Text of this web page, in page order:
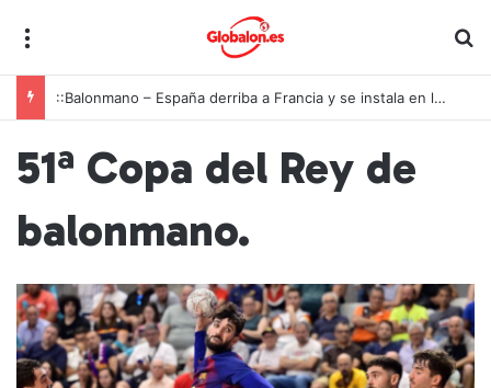
::Balonmano – España derriba a Francia y se instala en las semifinales del Europeo juvenil
51ª Copa del Rey de
balonmano.